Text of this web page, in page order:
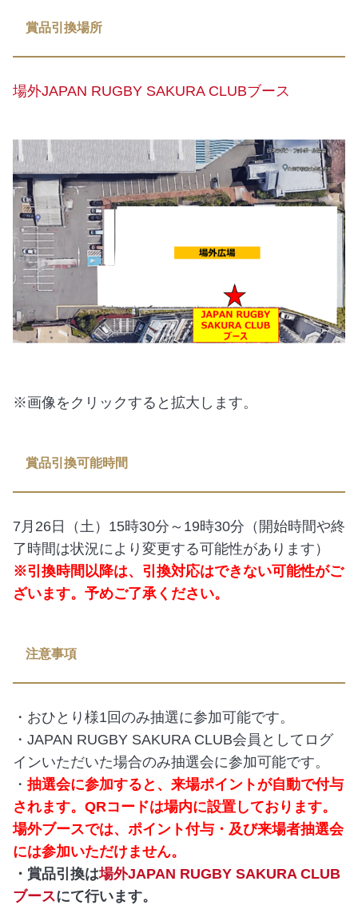
賞品引換場所
場外JAPAN RUGBY SAKURA CLUBブース
※画像をクリックすると拡大します。
賞品引換可能時間
7月26日（土）15時30分～19時30分（開始時間や終
了時間は状況により変更する可能性があります）
※引換時間以降は、引換対応はできない可能性がご
ざいます。予めご了承ください。
注意事項
・おひとり様1回のみ抽選に参加可能です。
・JAPAN RUGBY SAKURA CLUB会員としてログ
インいただいた場合のみ抽選会に参加可能です。
・ 抽選会に参加すると、来場ポイントが自動で付与
されます。QRコードは場内に設置しております。
場外ブースでは、ポイント付与・及び来場者抽選会
には参加いただけません。
・賞品引換は場外JAPAN RUGBY SAKURA CLUB
ブースにて行います。